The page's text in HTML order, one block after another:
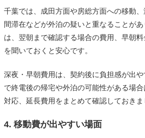
千葉では、成田方面や房総方面への移動
間滞在などが外泊の疑いと重なることが
は、翌朝まで確認する場合の費用、早朝
を聞いておくと安心です。
深夜・早朝費用は、契約後に負担感が出
で終電後の帰宅や外泊の可能性がある場
対応、延長費用をまとめて確認しておきま
4. 移動費が出やすい場面